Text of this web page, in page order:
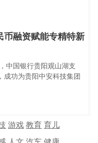
币融资赋能专精特新
中国银行贵阳观山湖支
成功为贵阳中安科技集团
游戏教育育儿